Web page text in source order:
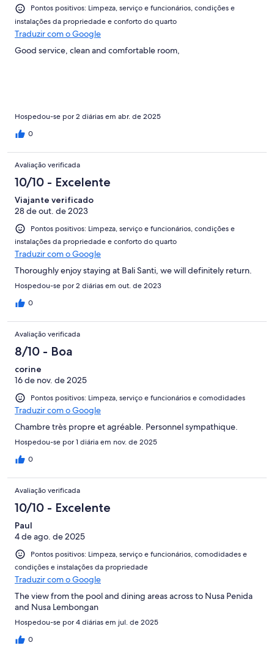
Pontos positivos: Limpeza, serviço e funcionários, condições e
instalações da propriedade e conforto do quarto
Traduzir com o Google
Good service, clean and comfortable room,
Hospedou-se por 2 diárias em abr. de 2025
0
Avaliação verificada
10/10 - Excelente
Viajante verificado
28 de out. de 2023
Pontos positivos: Limpeza, serviço e funcionários, condições e
instalações da propriedade e conforto do quarto
Traduzir com o Google
Thoroughly enjoy staying at Bali Santi, we will definitely return.
Hospedou-se por 2 diárias em out. de 2023
0
Avaliação verificada
8/10 - Boa
corine
16 de nov. de 2025
Pontos positivos: Limpeza, serviço e funcionários e comodidades
Traduzir com o Google
Chambre très propre et agréable. Personnel sympathique.
Hospedou-se por 1 diária em nov. de 2025
0
Avaliação verificada
10/10 - Excelente
Paul
4 de ago. de 2025
Pontos positivos: Limpeza, serviço e funcionários, comodidades e
condições e instalações da propriedade
Traduzir com o Google
The view from the pool and dining areas across to Nusa Penida
and Nusa Lembongan
Hospedou-se por 4 diárias em jul. de 2025
0